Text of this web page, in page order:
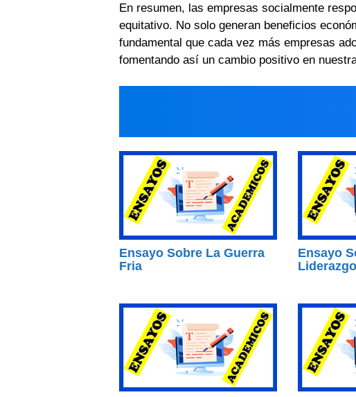
En resumen, las empresas socialmente
equitativo. No solo generan beneficios
fundamental que cada vez más empresas
fomentando así un cambio positivo en
Ensayo Sobre La Guerra
Fria
Ensayo